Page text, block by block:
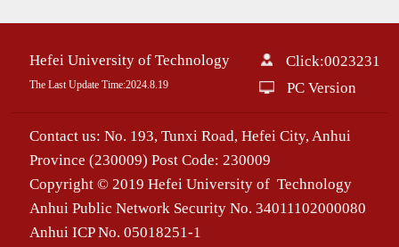
Hefei University of Technology
The Last Update Time:2024.8.19
Click:0023231
PC Version
Contact us: No. 193, Tunxi Road, Hefei City, Anhui
Province (230009) Post Code: 230009
Copyright © 2019 Hefei University of Technology
Anhui Public Network Security No. 34011102000080
Anhui ICP No. 05018251-1